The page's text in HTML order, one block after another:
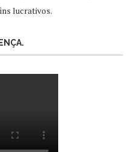
lucrativos.